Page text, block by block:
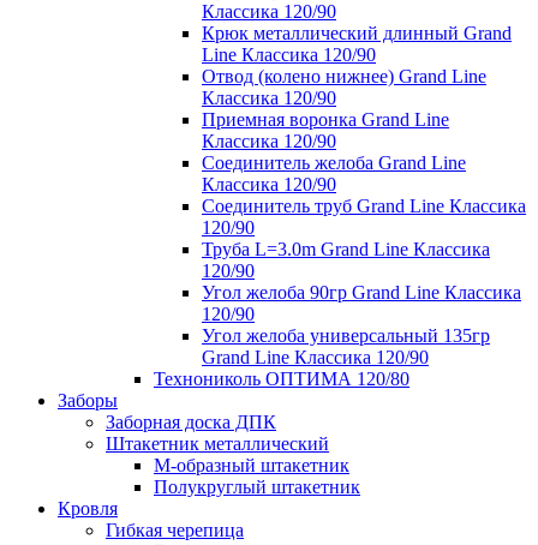
Классика 120/90
Крюк металлический длинный Grand
Line Классика 120/90
Отвод (колено нижнее) Grand Line
Классика 120/90
Приемная воронка Grand Line
Классика 120/90
Соединитель желоба Grand Line
Классика 120/90
Соединитель труб Grand Line Классика
120/90
Труба L=3.0m Grand Line Классика
120/90
Угол желоба 90гр Grand Line Классика
120/90
Угол желоба универсальный 135гр
Grand Line Классика 120/90
Технониколь ОПТИМА 120/80
Заборы
Заборная доска ДПК
Штакетник металлический
М-образный штакетник
Полукруглый штакетник
Кровля
Гибкая черепица